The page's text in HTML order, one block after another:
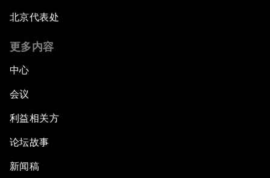
北京代表处
更多内容
中心
会议
利益相关方
论坛故事
新闻稿